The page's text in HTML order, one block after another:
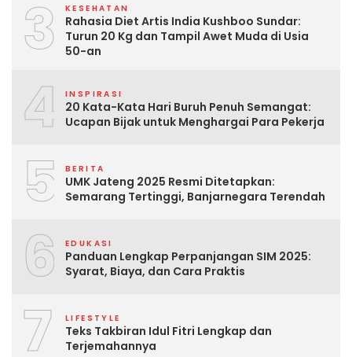
3 KESEHATAN
Rahasia Diet Artis India Kushboo Sundar:
Turun 20 Kg dan Tampil Awet Muda di Usia
50-an
4 INSPIRASI
20 Kata-Kata Hari Buruh Penuh Semangat:
Ucapan Bijak untuk Menghargai Para Pekerja
5 BERITA
UMK Jateng 2025 Resmi Ditetapkan:
Semarang Tertinggi, Banjarnegara Terendah
6 EDUKASI
Panduan Lengkap Perpanjangan SIM 2025:
Syarat, Biaya, dan Cara Praktis
7 LIFESTYLE
Teks Takbiran Idul Fitri Lengkap dan
Terjemahannya